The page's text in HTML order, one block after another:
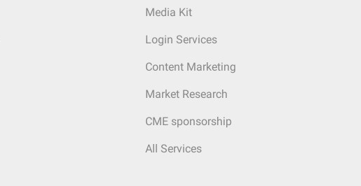
Media Kit
Login Services
Content Marketing
Market Research
CME sponsorship
All Services